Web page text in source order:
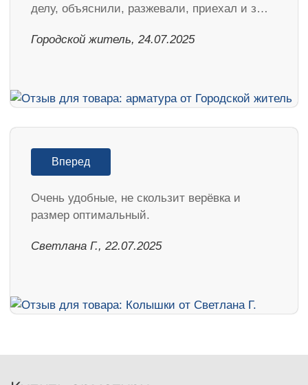
делу, объяснили, разжевали, приехал и з…
Городской житель, 24.07.2025
Вперед
Очень удобные, не скользит верёвка и
размер оптимальный.
Светлана Г., 22.07.2025